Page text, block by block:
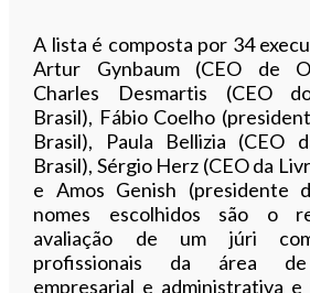
A lista é composta por 34
Artur Gynbaum (CEO de
Charles Desmartis (CEO
Brasil), Fábio Coelho
Brasil), Paula Bellizia (CEO
Brasil), Sérgio Herz (CEO da
e Amos Genish (presidente
nomes escolhidos são o
avaliação de um júri
profissionais da área de
empresarial e administrativa